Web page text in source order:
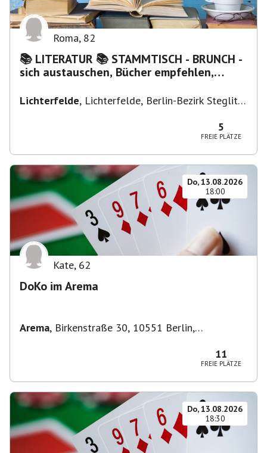
Roma, 82
📚 LITERATUR 📚 STAMMTISCH - BRUNCH -
sich austauschen, Bücher empfehlen,
Lichterfelde, Lichterfelde, Berlin-Bezirk Steglitz-
5
FREIE PLÄTZE
Do, 13.08.2026
18:00
Kate, 62
DoKo im Arema
Arema, Birkenstraße 30, 10551 Berlin,
11
FREIE PLÄTZE
Do, 13.08.2026
18:30